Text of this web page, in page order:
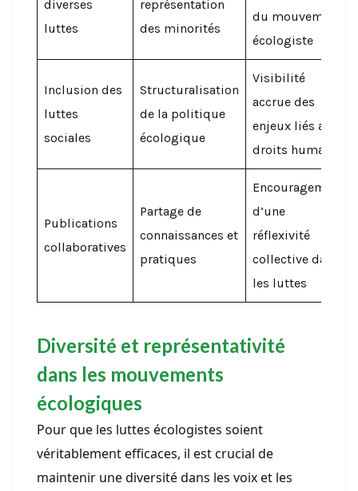
diverses
luttes
représentation
des minorités
du mouvement
écologiste
Inclusion des
luttes
sociales
Structuralisation
de la politique
écologique
Visibilité
accrue des
enjeux liés aux
droits humains
Publications
collaboratives
Partage de
connaissances et
pratiques
Encouragement
d’une
réflexivité
collective dans
les luttes
Diversité et représentativité
dans les mouvements
écologiques
Pour que les luttes écologistes soient
véritablement efficaces, il est crucial de
maintenir une diversité dans les voix et les